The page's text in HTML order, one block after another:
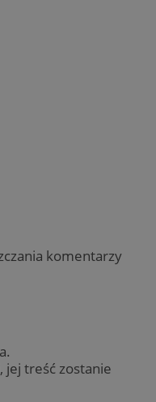
komentarzy
jej treść zostanie